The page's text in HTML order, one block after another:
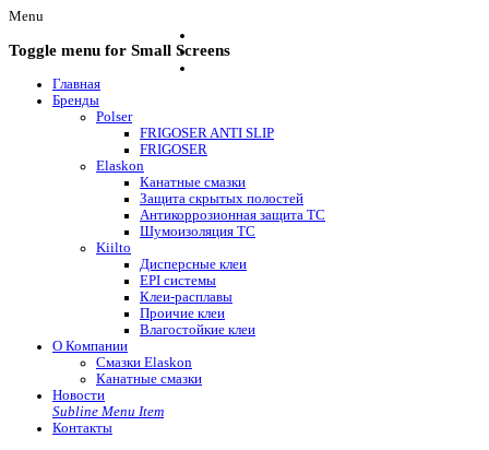
Menu
Toggle menu for Small Screens
Главная
Бренды
Polser
FRIGOSER ANTI SLIP
FRIGOSER
Elaskon
Канатные смазки
Защита скрытых полостей
Антикоррозионная защита ТС
Шумоизоляция ТС
Kiilto
Дисперсные клеи
EPI системы
Клеи-расплавы
Проичие клеи
Влагостойкие клеи
О Компании
Смазки Elaskon
Канатные смазки
Новости
Subline Menu Item
Контакты